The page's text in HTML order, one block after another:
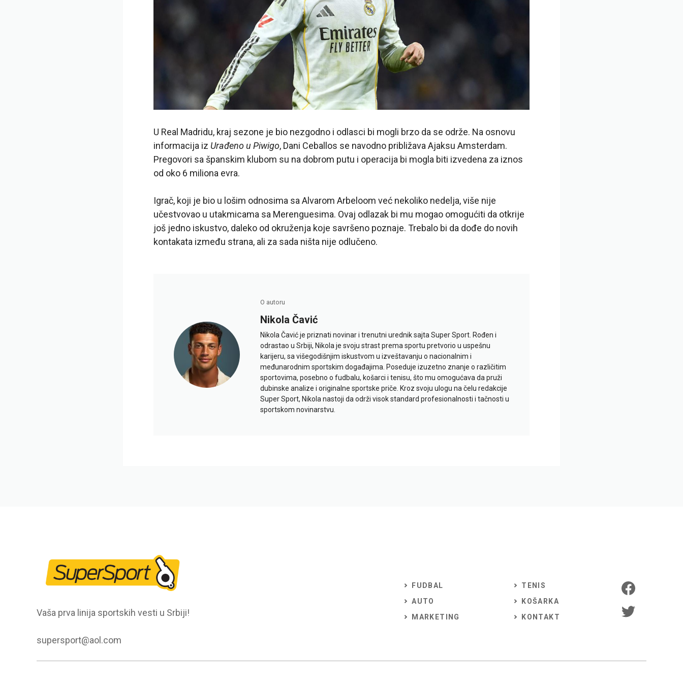
U Real Madridu, kraj sezone je bio nezgodno i odlasci bi mogli brzo da se održe. Na osnovu
informacija iz Urađeno u Piwigo, Dani Ceballos se navodno približava Ajaksu Amsterdam.
Pregovori sa španskim klubom su na dobrom putu i operacija bi mogla biti izvedena za iznos
od oko 6 miliona evra.
Igrač, koji je bio u lošim odnosima sa Alvarom Arbeloom već nekoliko nedelja, više nije
učestvovao u utakmicama sa Merenguesima. Ovaj odlazak bi mu mogao omogućiti da otkrije
još jedno iskustvo, daleko od okruženja koje savršeno poznaje. Trebalo bi da dođe do novih
kontakata između strana, ali za sada ništa nije odlučeno.
O autoru
Nikola Čavić
Nikola Čavić je priznati novinar i trenutni urednik sajta Super Sport. Rođen i
odrastao u Srbiji, Nikola je svoju strast prema sportu pretvorio u uspešnu
karijeru, sa višegodišnjim iskustvom u izveštavanju o nacionalnim i
međunarodnim sportskim događajima. Poseduje izuzetno znanje o različitim
sportovima, posebno o fudbalu, košarci i tenisu, što mu omogućava da pruži
dubinske analize i originalne sportske priče. Kroz svoju ulogu na čelu redakcije
Super Sport, Nikola nastoji da održi visok standard profesionalnosti i tačnosti u
sportskom novinarstvu.
Vaša prva linija sportskih vesti u Srbiji!
supersport@aol.com
FUDBAL
AUTO
MARKETING
TENIS
KOŠARKA
KONTAKT